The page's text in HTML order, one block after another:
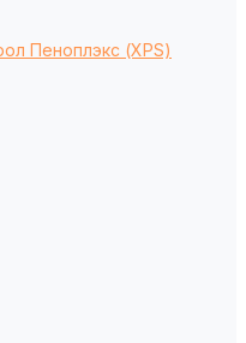
Пеноплэкс (XPS)